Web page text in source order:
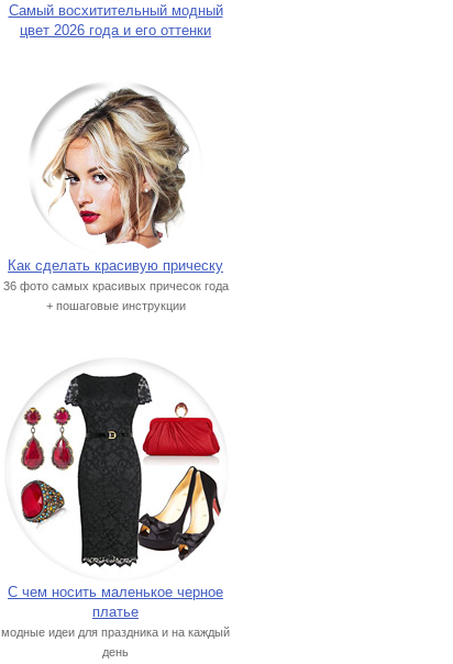
Самый восхитительный модный
цвет 2026 года и его оттенки
Как сделать красивую прическу
36 фото самых красивых причесок года
+ пошаговые инструкции
С чем носить маленькое черное
платье
модные идеи для праздника и на каждый
день